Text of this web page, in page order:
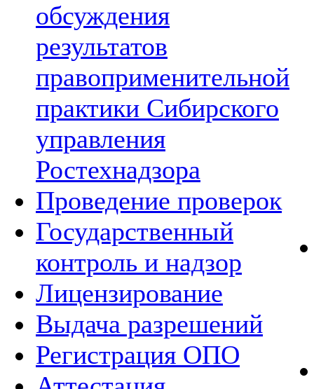
обсуждения
результатов
правоприменительной
практики Сибирского
управления
Ростехнадзора
Проведение проверок
Государственный
контроль и надзор
Лицензирование
Выдача разрешений
Регистрация ОПО